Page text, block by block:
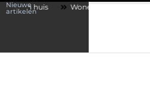
Nieuwe
artikelen
Wonen in een karakteristieke woning in